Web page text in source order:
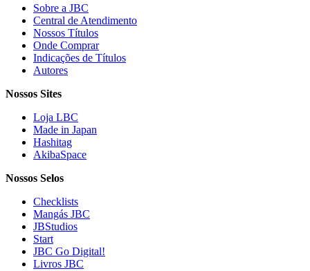
Sobre a JBC
Central de Atendimento
Nossos Títulos
Onde Comprar
Indicações de Títulos
Autores
Nossos Sites
Loja LBC
Made in Japan
Hashitag
AkibaSpace
Nossos Selos
Checklists
Mangás JBC
JBStudios
Start
JBC Go Digital!
Livros JBC